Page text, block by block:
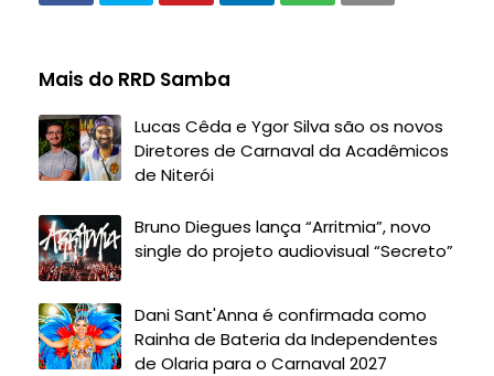
Mais do RRD Samba
Lucas Cêda e Ygor Silva são os novos
Diretores de Carnaval da Acadêmicos
de Niterói
Bruno Diegues lança “Arritmia”, novo
single do projeto audiovisual “Secreto”
Dani Sant'Anna é confirmada como
Rainha de Bateria da Independentes
de Olaria para o Carnaval 2027